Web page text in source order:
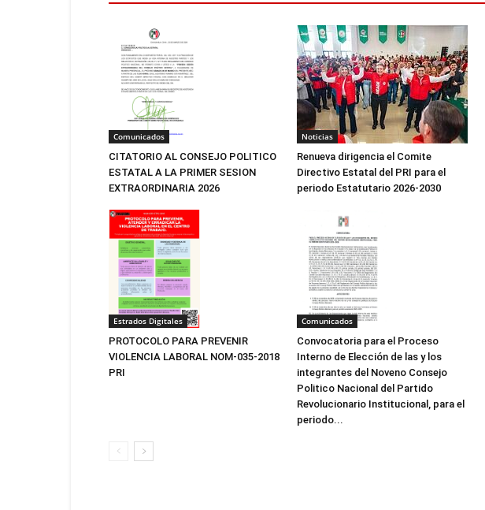
Comunicados
CITATORIO AL CONSEJO POLITICO
ESTATAL A LA PRIMER SESION
EXTRAORDINARIA 2026
Noticias
Renueva dirigencia el Comite
Directivo Estatal del PRI para el
periodo Estatutario 2026-2030
Estrados Digitales
PROTOCOLO PARA PREVENIR
VIOLENCIA LABORAL NOM-035-2018
PRI
Comunicados
Convocatoria para el Proceso
Interno de Elección de las y los
integrantes del Noveno Consejo
Politico Nacional del Partido
Revolucionario Institucional, para el
periodo...